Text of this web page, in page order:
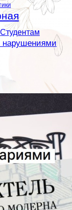
Студентам
нарушениями